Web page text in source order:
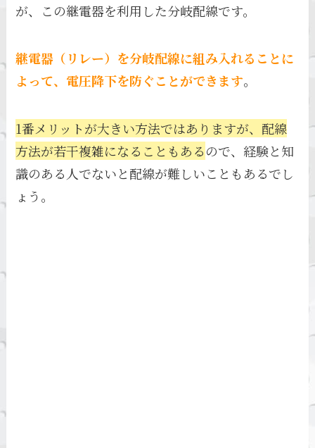
が、この継電器を利用した分岐配線です。
継電器（リレー）を分岐配線に組み入れることに
よって、電圧降下を防ぐことができます。
1番メリットが大きい方法ではありますが、配線
方法が若干複雑になることもあるので、経験と知
識のある人でないと配線が難しいこともあるでし
ょう。